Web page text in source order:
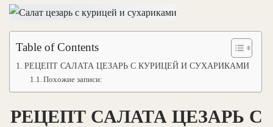
Table of Contents
РЕЦЕПТ САЛАТА ЦЕЗАРЬ С КУРИЦЕЙ И СУХАРИКАМИ
Похожие записи:
РЕЦЕПТ САЛАТА ЦЕЗАРЬ С